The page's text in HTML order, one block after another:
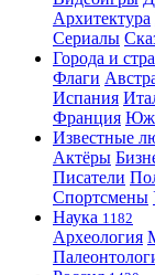
Архитектура
Сериалы
Города и
Флаги
Испания
Франция
Известные
Актёры
Писатели
Спортсмены
Наука 1182
Археология